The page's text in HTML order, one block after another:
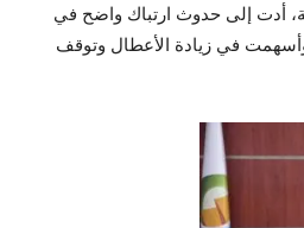
أدت إلى حدوث ارتباك واضح في
في زيادة الأعطال وتوقف